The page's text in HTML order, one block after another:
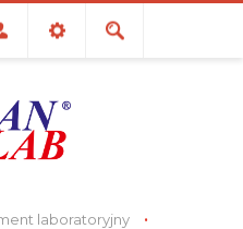
laboratoryjny